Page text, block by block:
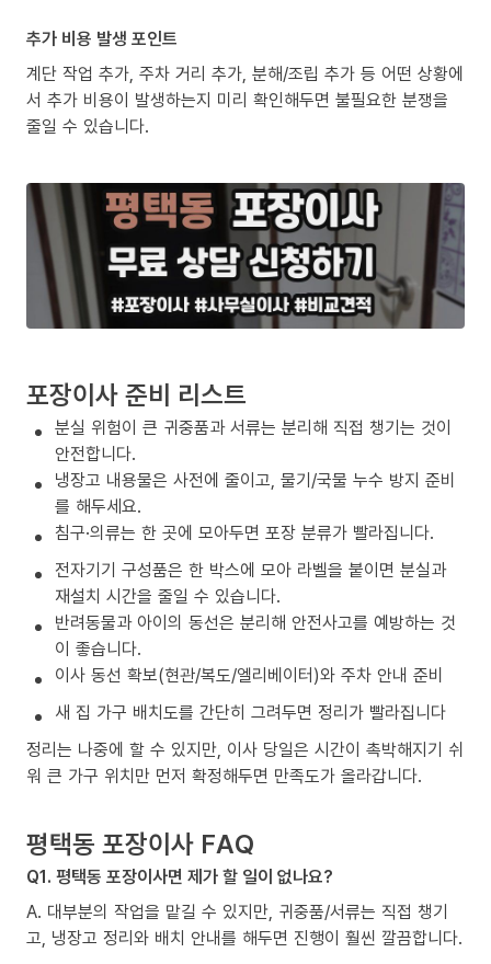
추가 비용 발생 포인트
계단 작업 추가, 주차 거리 추가, 분해/조립 추가 등 어떤 상황에
서 추가 비용이 발생하는지 미리 확인해두면 불필요한 분쟁을
줄일 수 있습니다.
포장이사 준비 리스트
분실 위험이 큰 귀중품과 서류는 분리해 직접 챙기는 것이
안전합니다.
냉장고 내용물은 사전에 줄이고, 물기/국물 누수 방지 준비
를 해두세요.
침구·의류는 한 곳에 모아두면 포장 분류가 빨라집니다.
전자기기 구성품은 한 박스에 모아 라벨을 붙이면 분실과
재설치 시간을 줄일 수 있습니다.
반려동물과 아이의 동선은 분리해 안전사고를 예방하는 것
이 좋습니다.
이사 동선 확보(현관/복도/엘리베이터)와 주차 안내 준비
새 집 가구 배치도를 간단히 그려두면 정리가 빨라집니다
정리는 나중에 할 수 있지만, 이사 당일은 시간이 촉박해지기 쉬
워 큰 가구 위치만 먼저 확정해두면 만족도가 올라갑니다.
평택동 포장이사 FAQ
Q1. 평택동 포장이사면 제가 할 일이 없나요?
A. 대부분의 작업을 맡길 수 있지만, 귀중품/서류는 직접 챙기
고, 냉장고 정리와 배치 안내를 해두면 진행이 훨씬 깔끔합니다.